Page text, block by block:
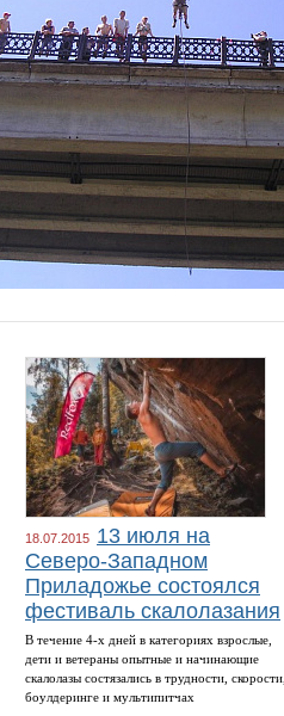
18.07.2015 13 июля на
Северо-Западном
Приладожье состоялся
фестиваль скалолазания
В течение 4-х дней в категориях взрослые,
дети и ветераны опытные и начинающие
скалолазы состязались в трудности, скорости,
боулдеринге и мультипитчах